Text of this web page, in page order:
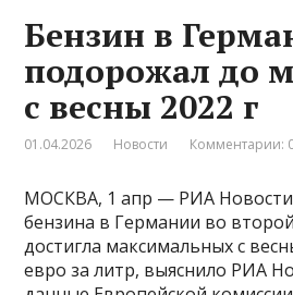
Бензин в
подорожал до
с весны 2022 г
01.04.2026 Новости Комментарии:
МОСКВА, 1 апр — РИА
бензина в Германии во
достигла максимальных с
евро за литр, выяснило РИА